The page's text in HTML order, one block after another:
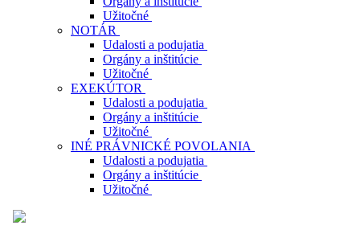
Užitočné
NOTÁR
Udalosti a podujatia
Orgány a inštitúcie
Užitočné
EXEKÚTOR
Udalosti a podujatia
Orgány a inštitúcie
Užitočné
INÉ PRÁVNICKÉ POVOLANIA
Udalosti a podujatia
Orgány a inštitúcie
Užitočné